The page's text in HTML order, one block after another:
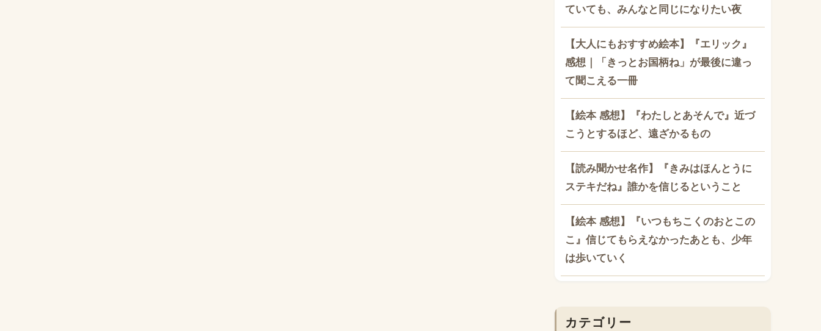
ていても、みんなと同じになりたい夜
【大人にもおすすめ絵本】『エリック』
感想｜「きっとお国柄ね」が最後に違っ
て聞こえる一冊
【絵本 感想】『わたしとあそんで』近づ
こうとするほど、遠ざかるもの
【読み聞かせ名作】『きみはほんとうに
ステキだね』誰かを信じるということ
【絵本 感想】『いつもちこくのおとこの
こ』信じてもらえなかったあとも、少年
は歩いていく
カテゴリー